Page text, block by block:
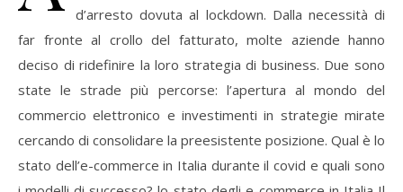
d’arresto dovuta al lockdown. Dalla necessità di
far fronte al crollo del fatturato, molte aziende hanno
deciso di ridefinire la loro strategia di business. Due sono
state le strade più percorse: l’apertura al mondo del
commercio elettronico e investimenti in strategie mirate
cercando di consolidare la preesistente posizione. Qual è lo
stato dell’e-commerce in Italia durante il covid e quali sono